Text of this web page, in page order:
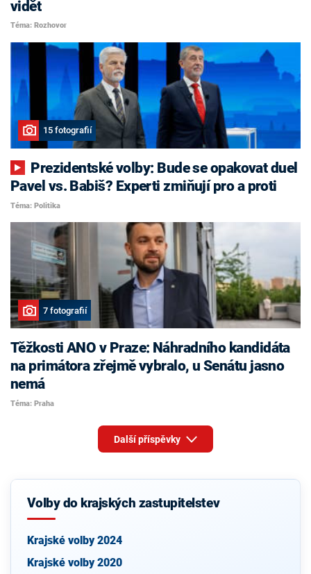
vidět
Téma: Rozhovor
15 fotografií
Pavel vs. Babiš? Experti zmiňují pro a proti
Téma: Politika
7 fotografií
Těžkosti ANO v Praze: Náhradního kandidáta
na primátora zřejmě vybralo, u Senátu jasno
nemá
Téma: Praha
Další příspěvky
Volby do krajských zastupitelstev
Krajské volby 2024
Krajské volby 2020